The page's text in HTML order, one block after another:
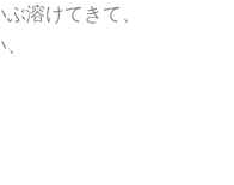
溶けてきて、